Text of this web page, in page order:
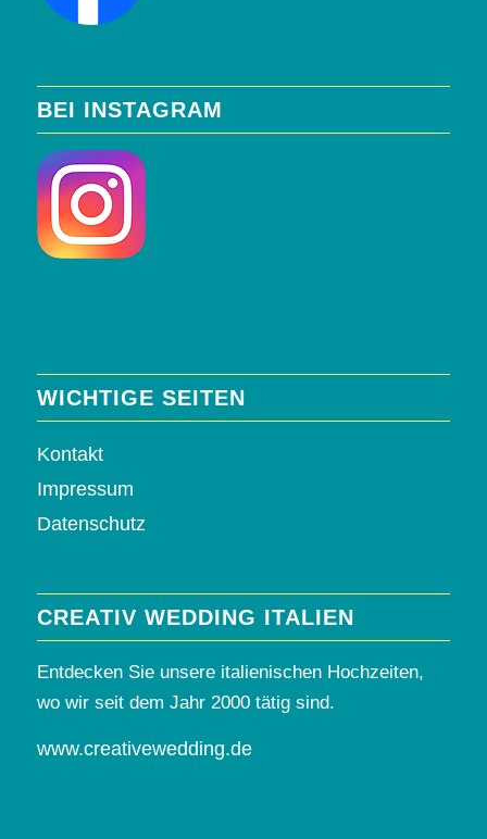
BEI INSTAGRAM
WICHTIGE SEITEN
Kontakt
Impressum
Datenschutz
CREATIV WEDDING ITALIEN
Entdecken Sie unsere italienischen Hochzeiten,
wo wir seit dem Jahr 2000 tätig sind.
www.creativewedding.de